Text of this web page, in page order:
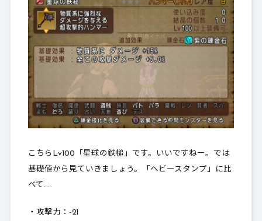
こちらLv100「星球の鉄槌」です。いいですねー。では
基礎値から見ていきましょう。「ヘビースタンプ」に比
べて……
・攻撃力：-21